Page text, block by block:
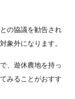
の協議を勧告され
象外になります。
、遊休農地を持っ
みることがおすす